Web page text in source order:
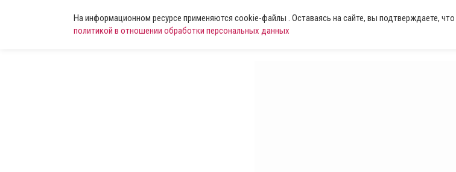
На информационном ресурсе применяются cookie-файлы . Оставаясь на сайте, вы подтверждаете, что
политикой в отношении обработки персональных данных